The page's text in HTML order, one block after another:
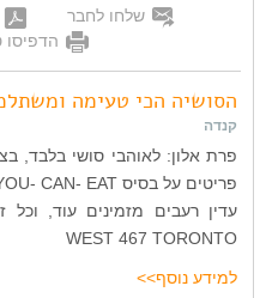
שלחו לחבר
הסושיה הכי טעימה
קנדה
WEST 467 TORONTO
למידע נוסף>>